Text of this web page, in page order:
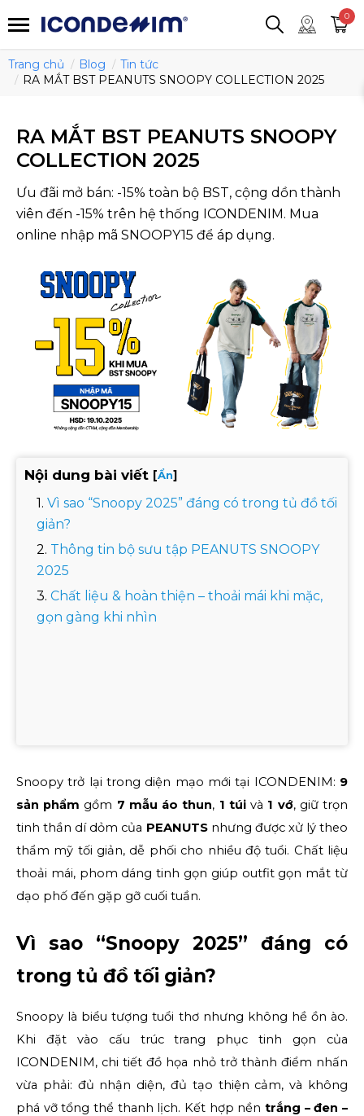
0
Trang chủ Blog
Tin tức
RA MẮT BST PEANUTS SNOOPY COLLECTION 2025
RA MẮT BST PEANUTS SNOOPY
COLLECTION 2025
Ưu đãi mở bán: -15% toàn bộ BST, cộng dồn thành
viên đến -15% trên hệ thống ICONDENIM. Mua
online nhập mã SNOOPY15 để áp dụng.
Snoopy trở lại trong diện mạo mới tại ICONDENIM: 9
sản phẩm gồm 7 mẫu áo thun, 1 túi và 1 vớ, giữ trọn
tinh thần dí dỏm của PEANUTS nhưng được xử lý theo
thẩm mỹ tối giản, dễ phối cho nhiều độ tuổi. Chất liệu
thoải mái, phom dáng tinh gọn giúp outfit gọn mắt từ
dạo phố đến gặp gỡ cuối tuần.
Vì sao “Snoopy 2025” đáng có
trong tủ đồ tối giản?
Snoopy là biểu tượng tuổi thơ nhưng không hề ồn ào.
Khi đặt vào cấu trúc trang phục tinh gọn của
ICONDENIM, chi tiết đồ họa nhỏ trở thành điểm nhấn
vừa phải: đủ nhận diện, đủ tạo thiện cảm, và không
phá vỡ tổng thể thanh lịch. Kết hợp nền trắng – đen –
Nội dung bài viết [Ẩn]
Vì sao “Snoopy 2025” đáng có trong tủ đồ tối
giản?
Thông tin bộ sưu tập PEANUTS SNOOPY
2025
Chất liệu & hoàn thiện – thoải mái khi mặc,
gọn gàng khi nhìn